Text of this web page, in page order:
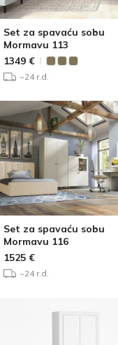
Set za spavaću sobu
Mormavu 113
1349 €
~24 r.d.
Set za spavaću sobu
Mormavu 116
1525 €
~24 r.d.